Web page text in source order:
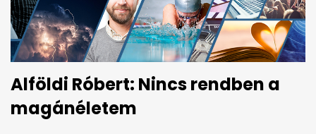
Alföldi Róbert: Nincs rendben a
magánéletem